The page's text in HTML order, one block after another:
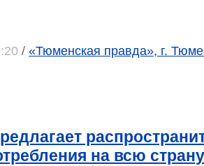
/ «Тюменская правда», г.
на всю страну